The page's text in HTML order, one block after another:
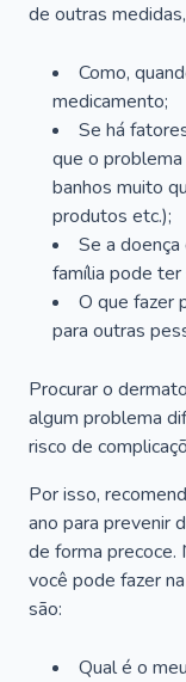
de outras
Como,
medicamento;
Se há
que o
banhos muito
produtos etc.);
Se a
família pode ter
O que fazer
para outras
Procurar o
algum problema
risco de
Por isso,
ano para prevenir
de forma precoce.
você pode fazer
são:
Qual é o